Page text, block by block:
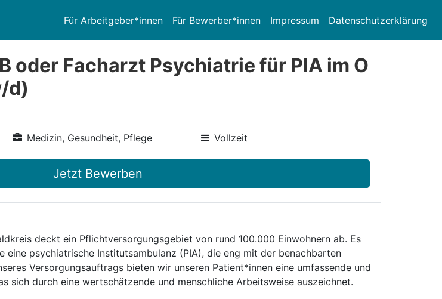
Für Arbeitgeber*innen Für Bewerber*innen Impressum Datenschutzerklärung
oder Facharzt Psychiatrie für PIA im O
d)
Medizin, Gesundheit, Pflege Vollzeit
Jetzt Bewerben
deckt ein Pflichtversorgungsgebiet von rund 100.000 Einwohnern ab. Es
psychiatrische Institutsambulanz (PIA), die eng mit der benachbarten
Versorgungsauftrags bieten wir unseren Patient*innen eine umfassende und
sich durch eine wertschätzende und menschliche Arbeitsweise auszeichnet.